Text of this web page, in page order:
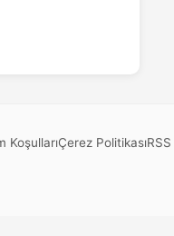
KoşullarıÇerez PolitikasıRSS